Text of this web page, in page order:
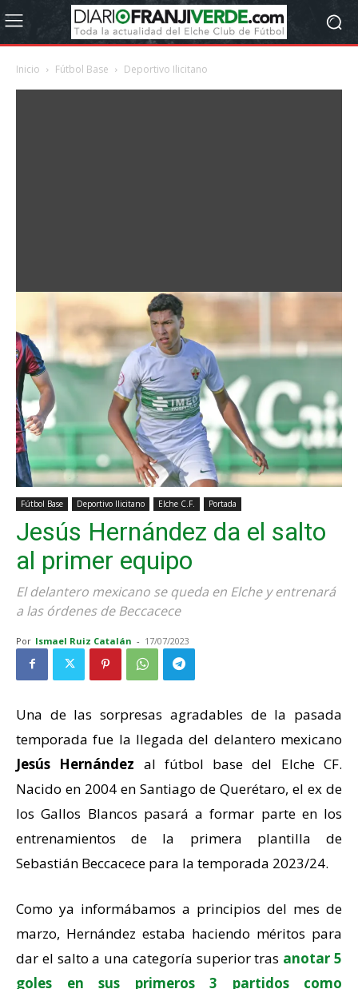
Inicio Fútbol Base Deportivo Ilicitano
Fútbol Base Deportivo Ilicitano Elche C.F. Portada
Jesús Hernández da el salto
al primer equipo
El delantero mexicano se queda en Elche y entrenará
a las órdenes de Beccacece
Por Ismael Ruiz Catalán - 17/07/2023
Una de las sorpresas agradables de la pasada
temporada fue la llegada del delantero mexicano
Jesús Hernández al fútbol base del Elche CF.
Nacido en 2004 en Santiago de Querétaro, el ex de
los Gallos Blancos pasará a formar parte en los
entrenamientos de la primera plantilla de
Sebastián Beccacece para la temporada 2023/24.
Como ya informábamos a principios del mes de
marzo, Hernández estaba haciendo méritos para
dar el salto a una categoría superior tras anotar 5
goles en sus primeros 3 partidos como